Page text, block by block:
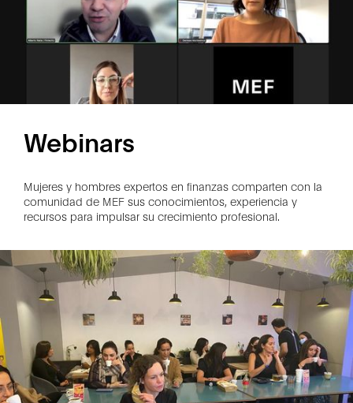
Webinars
Mujeres y hombres expertos en finanzas comparten con la
comunidad de MEF sus conocimientos, experiencia y
recursos para impulsar su crecimiento profesional.